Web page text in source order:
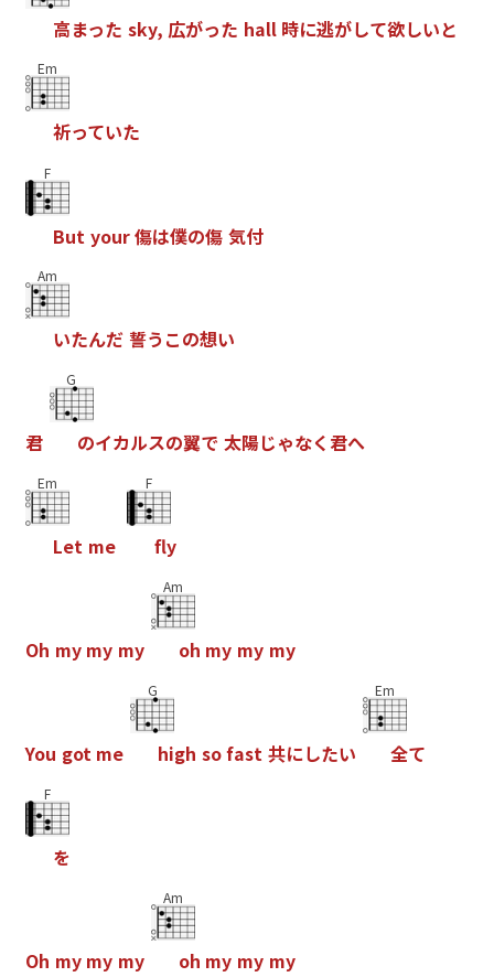
高まった sky, 広がった hall 時に逃がして欲しいと
Em
祈っていた
F
But your傷は僕の傷 気付
Am
いたんだ 誓う この想い
君
G
のイカルスの翼で 太陽じゃなく 君へ
Em
Let me
F
fy
Oh my my my
Am
oh my my my
You got me
G
high sofast 共にしたい
Em
全て
F
を
Oh my my my
Am
oh my my my